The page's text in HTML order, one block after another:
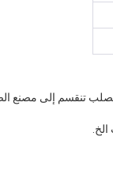
تنقسم إلى مصنع